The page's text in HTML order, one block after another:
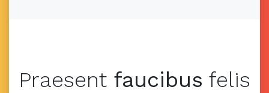
Praesent faucibus felis